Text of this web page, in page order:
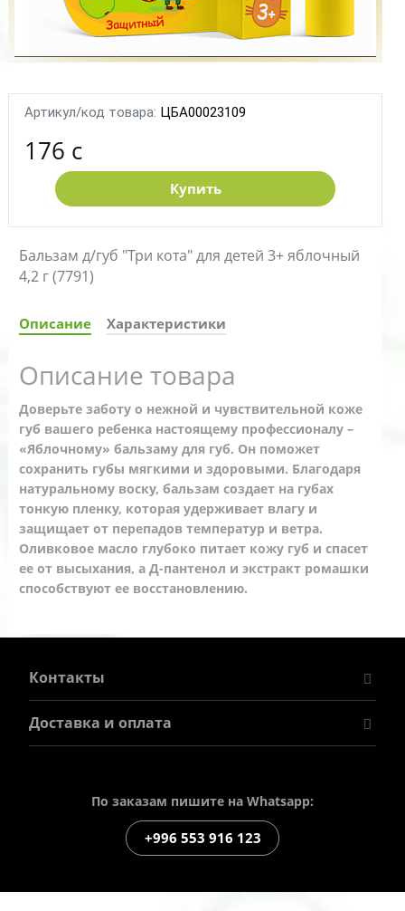
Артикул/код товара: ЦБА00023109
176 c
Купить
Бальзам д/губ "Три кота" для детей 3+ яблочный
4,2 г (7791)
Описание Характеристики
Описание товара
Доверьте заботу о нежной и чувствительной коже
губ вашего ребенка настоящему профессионалу –
«Яблочному» бальзаму для губ. Он поможет
сохранить губы мягкими и здоровыми. Благодаря
натуральному воску, бальзам создает на губах
тонкую пленку, которая удерживает влагу и
защищает от перепадов температур и ветра.
Оливковое масло глубоко питает кожу губ и спасет
ее от высыхания, а Д-пантенол и экстракт ромашки
способствуют ее восстановлению.
Контакты
Доставка и оплата
По заказам пишите на Whatsapp:
+996 553 916 123